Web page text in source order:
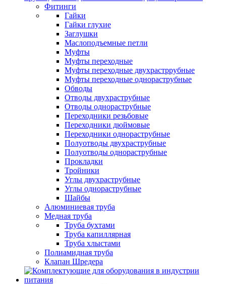
Фитинги
Гайки
Гайки глухие
Заглушки
Маслоподъемные петли
Муфты
Муфты переходные
Муфты переходные двухрастррубные
Муфты переходные однораструбные
Обводы
Отводы двухраструбные
Отводы однораструбные
Переходники резьбовые
Переходники дюймовые
Переходники однораструбные
Полуотводы двухраструбные
Полуотводы однораструбные
Прокладки
Тройники
Углы двухраструбные
Углы однораструбные
Шайбы
Алюминиевая труба
Медная труба
Труба бухтами
Труба капиллярная
Труба хлыстами
Полиамидная труба
Клапан Шредера